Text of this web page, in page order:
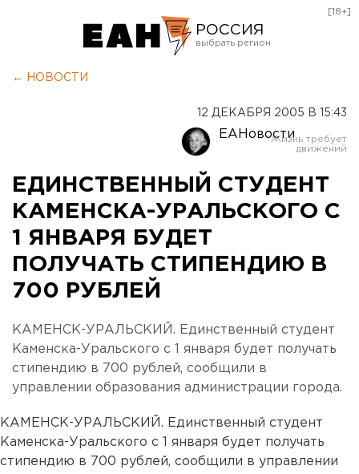
РОССИЯ
Оренбург
[18+]
← НОВОСТИ
12 ДЕКАБРЯ 2005 В 15:43
ЕАНовости
ЕДИНСТВЕННЫЙ СТУДЕНТ
КАМЕНСКА-УРАЛЬСКОГО С
1 ЯНВАРЯ БУДЕТ
ПОЛУЧАТЬ СТИПЕНДИЮ В
700 РУБЛЕЙ
КАМЕНСК-УРАЛЬСКИЙ. Единственный студент
Каменска-Уральского с 1 января будет получать
стипендию в 700 рублей, сообщили в
управлении образования администрации города.
КАМЕНСК-УРАЛЬСКИЙ. Единственный студент
Каменска-Уральского с 1 января будет получать
стипендию в 700 рублей, сообщили в управлении